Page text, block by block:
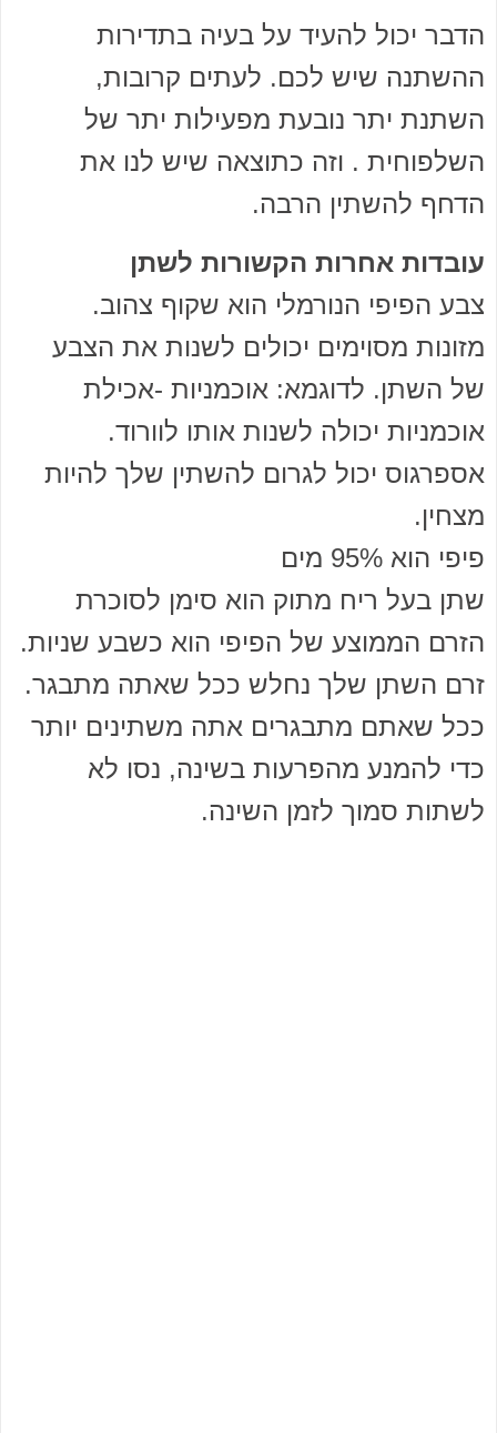
הדבר יכול להעיד על בעיה בתדירות
ההשתנה שיש לכם. לעתים קרובות,
השתנת יתר נובעת מפעילות יתר של
השלפוחית . וזה כתוצאה שיש לנו את
הדחף להשתין הרבה.
עובדות אחרות הקשורות לשתן
צבע הפיפי הנורמלי הוא שקוף צהוב.
מזונות מסוימים יכולים לשנות את הצבע
של השתן. לדוגמא: אוכמניות -אכילת
אוכמניות יכולה לשנות אותו לוורוד.
אספרגוס יכול לגרום להשתין שלך להיות
מצחין.
פיפי הוא 95% מים
שתן בעל ריח מתוק הוא סימן לסוכרת
הזרם הממוצע של הפיפי הוא כשבע שניות.
זרם השתן שלך נחלש ככל שאתה מתבגר.
ככל שאתם מתבגרים אתה משתינים יותר
כדי להמנע מהפרעות בשינה, נסו לא
לשתות סמוך לזמן השינה.